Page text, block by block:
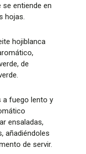
se entiende en
hojas.
hojiblanca
de
a fuego lento y
ensaladas,
añadiéndoles
de servir.